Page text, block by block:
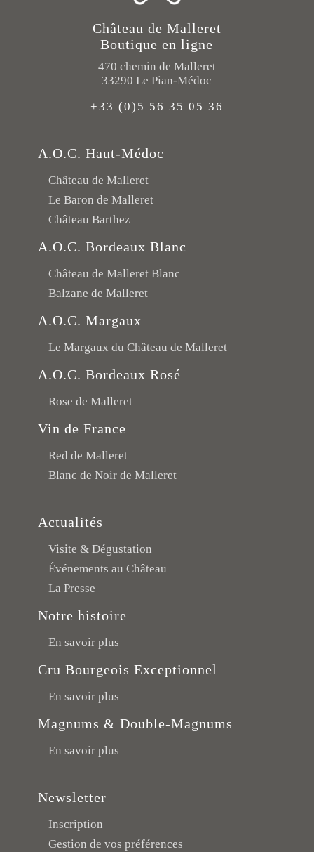
Château de Malleret
Boutique en ligne
470 chemin de Malleret
33290 Le Pian-Médoc
+33 (0)5 56 35 05 36
A.O.C. Haut-Médoc
Château de Malleret
Le Baron de Malleret
Château Barthez
A.O.C. Bordeaux Blanc
Château de Malleret Blanc
Balzane de Malleret
A.O.C. Margaux
Le Margaux du Château de Malleret
A.O.C. Bordeaux Rosé
Rose de Malleret
Vin de France
Red de Malleret
Blanc de Noir de Malleret
Actualités
Visite & Dégustation
Événements au Château
La Presse
Notre histoire
En savoir plus
Cru Bourgeois Exceptionnel
En savoir plus
Magnums & Double-Magnums
En savoir plus
Newsletter
Inscription
Gestion de vos préférences